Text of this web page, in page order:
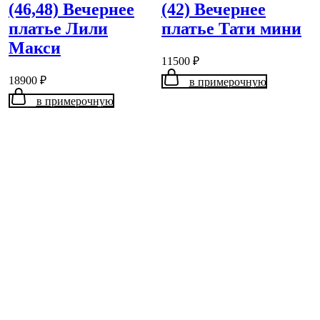
(46,48) Вечернее
платье Лили
Макси
18900 ₽
в примерочную
(42) Вечернее
платье Тати мини
11500 ₽
в примерочную